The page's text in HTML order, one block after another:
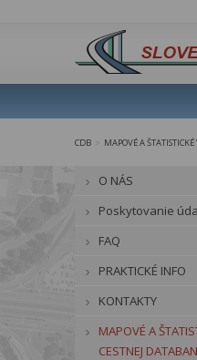
CDB MAPOVÉ A
O NÁS
Poskytovanie
FAQ
PRAKTICKÉ INFO
KONTAKTY
MAPOVÉ A
CESTNEJ